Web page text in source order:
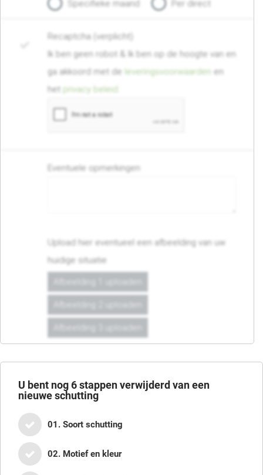
Specifieke maand
Per direct
Recaptcha (verplicht)
Ik ben geen robot & Ik ben op de hoogte van en
ga akkoord met de leveringsvoorwaarden en
het privacy beleid
Eventuele opmerkingen
Upload hier eventueel een afbeelding van uw
huidige situatie
U bent nog6stappen verwijderd van een
nieuwe schutting
01. Soort schutting
02. Motief en kleur